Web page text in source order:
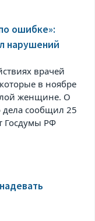
ошибке»:
нарушений
врачей
в ноябре
женщине. О
дела сообщил 25
Госдумы РФ